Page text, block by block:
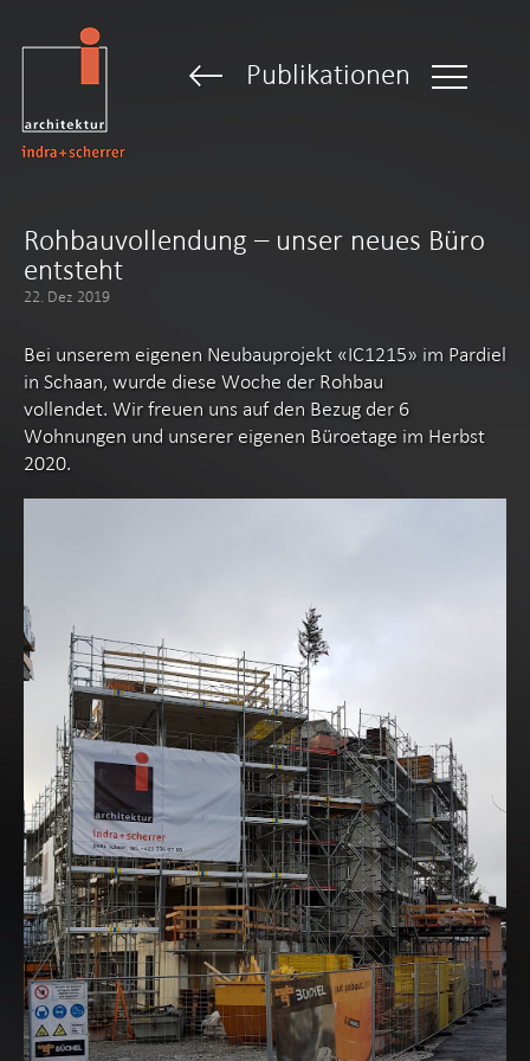
Publikationen
Rohbauvollendung – unser neues Büro
entsteht
22. Dez 2019
Bei unserem eigenen Neubauprojekt «IC1215» im Pardiel
in Schaan, wurde diese Woche der Rohbau
vollendet. Wir freuen uns auf den Bezug der 6
Wohnungen und unserer eigenen Büroetage im Herbst
2020.